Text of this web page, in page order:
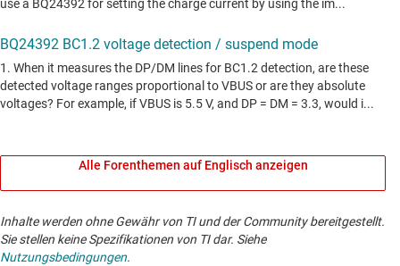
Alle Forenthemen auf Englisch anzeigen
Inhalte werden ohne Gewähr von TI und der Community bereitgestellt.
Sie stellen keine Spezifikationen von TI dar. Siehe
Nutzungsbedingungen.